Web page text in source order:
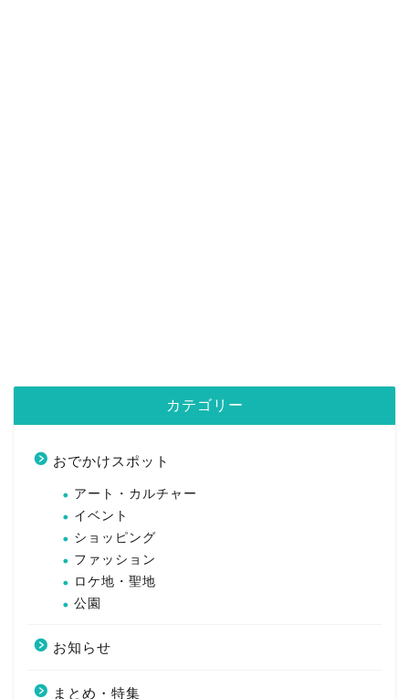
カテゴリー
おでかけスポット
アート・カルチャー
イベント
ショッピング
ファッション
ロケ地・聖地
公園
お知らせ
まとめ・特集